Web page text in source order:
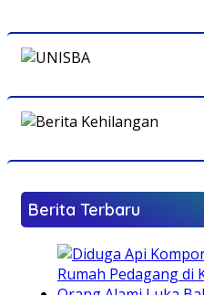
Berita Terbaru